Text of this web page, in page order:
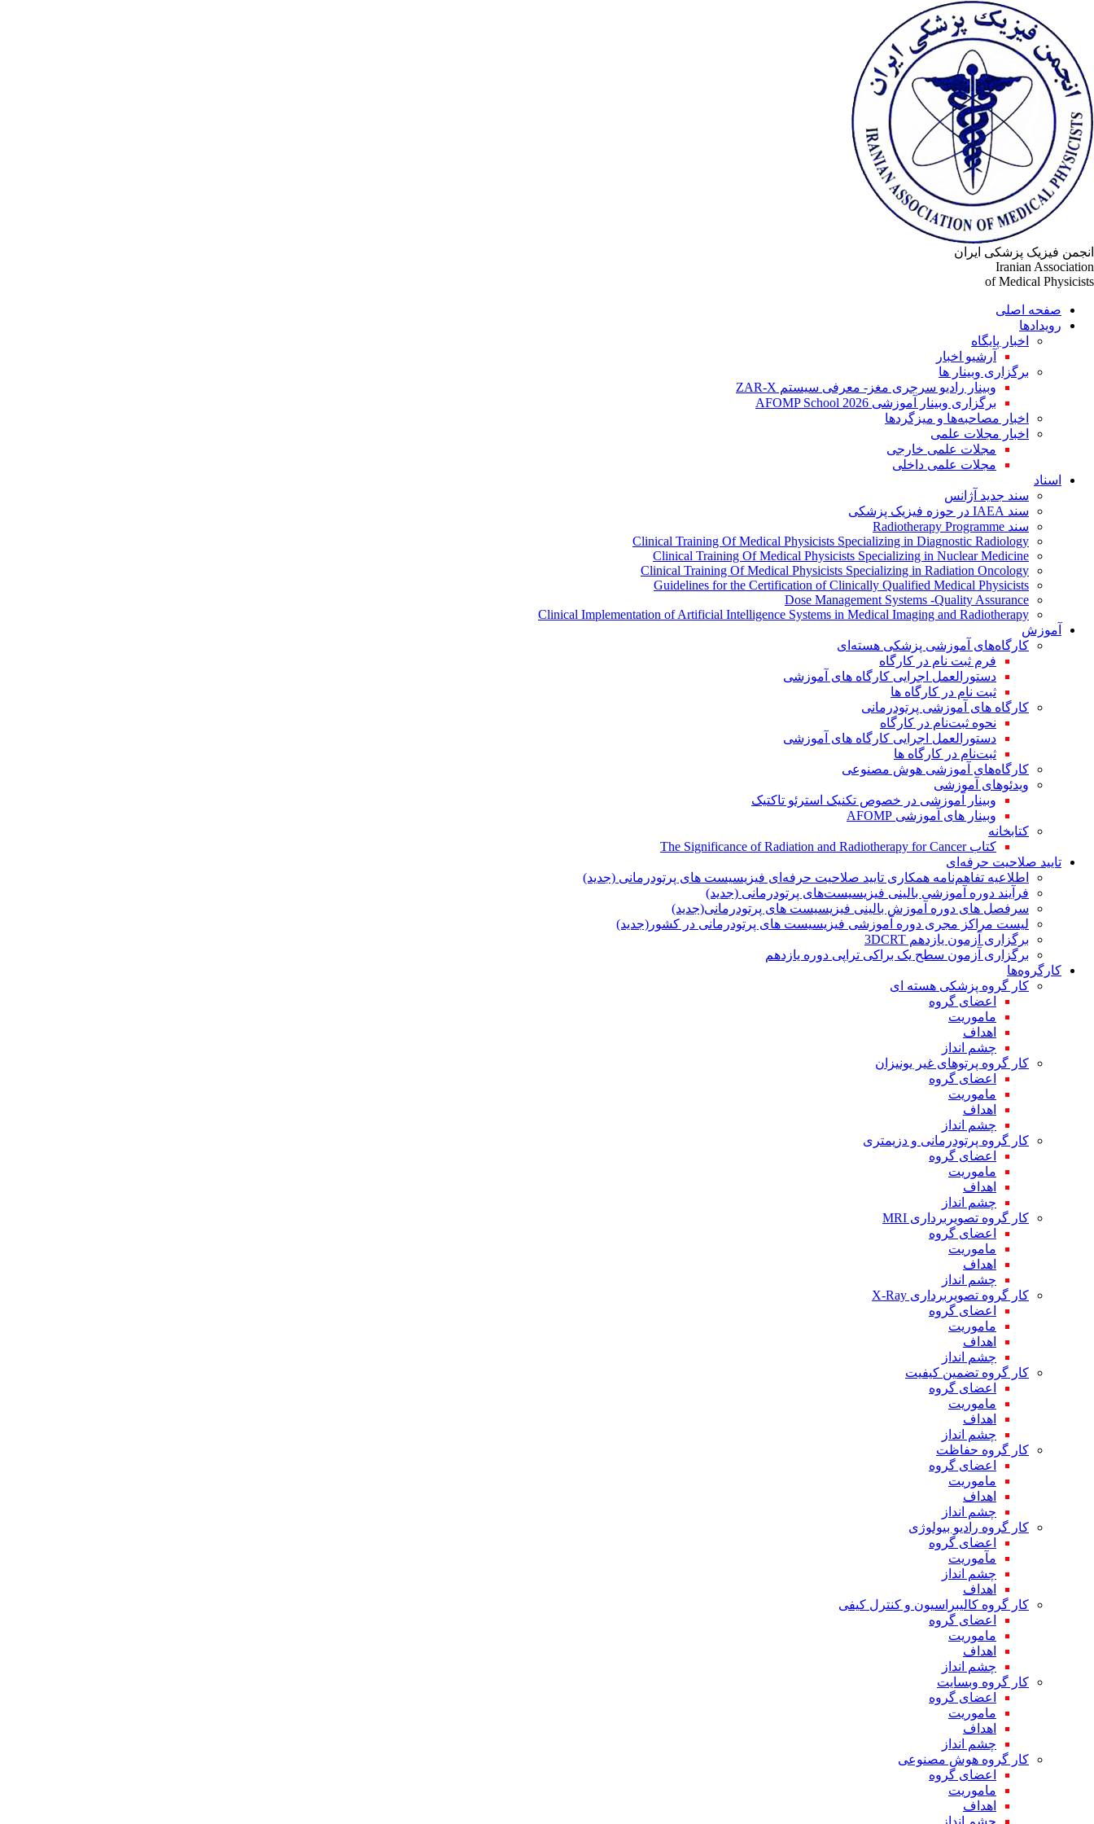
انجمن فیزیک پزشکی ایران
Iranian Association
of Medical Physicists
صفحه اصلی
رویدادها
اخبار پایگاه
آرشیو اخبار
برگزاری وبینار ها
وبینار رادیو سرجری مغز- معرفی سیستم ZAR-X
برگزاری وبینار آموزشی AFOMP School 2026
اخبار مصاحبه‌ها و میزگردها
اخبار مجلات علمی
مجلات علمی خارجی
مجلات علمی داخلی
اسناد
سند جدید آژانس
سند IAEA در حوزه فیزیک پزشکی
سند Radiotherapy Programme
Clinical Training Of Medical Physicists Specializing in Diagnostic Radiology
Clinical Training Of Medical Physicists Specializing in Nuclear Medicine
Clinical Training Of Medical Physicists Specializing in Radiation Oncology
Guidelines for the Certification of Clinically Qualified Medical Physicists
Dose Management Systems -Quality Assurance
Clinical Implementation of Artificial Intelligence Systems in Medical Imaging and Radiotherapy
آموزش
کارگاه‌های آموزشی پزشکی هسته‌ای
فرم ثبت نام در کارگاه
دستورالعمل اجرایی کارگاه های آموزشی
ثبت نام در کارگاه ها
کارگاه های آموزشی پرتودرمانی
نحوه ثبت‌نام در کارگاه
دستورالعمل اجرایی کارگاه های آموزشی
ثبت‌نام در کارگاه ها
کارگاه‌های آموزشی هوش مصنوعی
ویدئوهای آموزشی
وبینار آموزشی در خصوص تکنیک استرئو تاکتیک
وبینار های آموزشی AFOMP
کتابخانه
کتاب The Significance of Radiation and Radiotherapy for Cancer
تایید صلاحیت حرفه‌ای
اطلاعیه تفاهم‌نامه همکاری تایید صلاحیت حرفه‌ای فیزیسیست های پرتودرمانی (جدید)
فرآیند دوره آموزشی بالینی فیزیسیست‌های پرتودرمانی (جدید)
سرفصل های دوره آموزش بالینی فیزیسیست های پرتودرمانی(جدید)
لیست مراکز مجری دوره آموزشی فیزیسیست های پرتودرمانی در کشور(جدید)
برگزاری آزمون یازدهم 3DCRT
برگزاری آزمون سطح یک براکی تراپی دوره یازدهم
کارگروه‌ها
کار گروه پزشکی هسته ای
اعضای گروه
ماموریت
اهداف
چشم انداز
کار گروه پرتوهای غیر یونیزان
اعضای گروه
ماموریت
اهداف
چشم انداز
کار گروه پرتودرمانی و دزیمتری
اعضای گروه
ماموریت
اهداف
چشم انداز
کار گروه تصویربرداری MRI
اعضای گروه
ماموریت
اهداف
چشم انداز
کار گروه تصویربرداری X-Ray
اعضای گروه
ماموریت
اهداف
چشم انداز
کار گروه تضمین کیفیت
اعضای گروه
ماموریت
اهداف
چشم انداز
کار گروه حفاظت
اعضای گروه
ماموریت
اهداف
چشم انداز
کار گروه رادیو بیولوژی
اعضای گروه
مآموریت
چشم انداز
اهداف
کار گروه کالیبراسیون و کنترل کیفی
اعضای گروه
ماموریت
اهداف
چشم انداز
کار گروه وبسایت
اعضای گروه
ماموریت
اهداف
چشم انداز
کار گروه هوش مصنوعی
اعضای گروه
ماموریت
اهداف
چشم انداز